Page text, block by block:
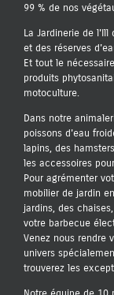
99 % de nos
La Jardinerie de l'Ill
et des réserves
Et tout le
produits
motoculture.
Dans notre
poissons d'eau
lapins, des
les accessoires
Pour agrémenter
mobilier de jardin
jardins, des
votre barbecue
Venez nous rendre
univers
trouverez les